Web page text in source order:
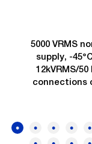
5000 VRMS
supply, -
12kVRMS/
connections